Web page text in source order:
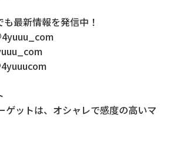
最新情報を発信中！
4yuuu_com
ゲットは、オシャレで感度の高いマ